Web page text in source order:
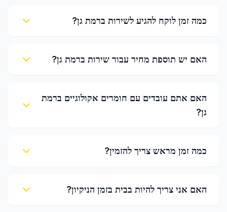
כמה זמן לוקח להגיע לשירות ברמת גן?
האם יש תוספת מחיר עבור שירות ברמת גן?
האם אתם עובדים עם חומרים אקולוגיים ברמת
גן?
כמה זמן מראש צריך להזמין?
האם אני צריך להיות בבית בזמן הניקיון?